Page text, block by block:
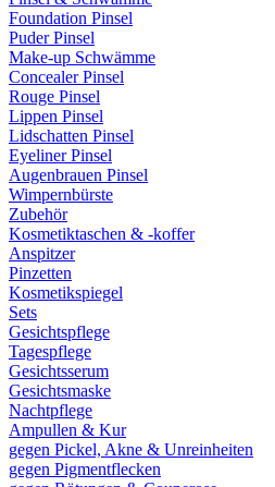
Foundation Pinsel
Puder Pinsel
Make-up Schwämme
Concealer Pinsel
Rouge Pinsel
Lippen Pinsel
Lidschatten Pinsel
Eyeliner Pinsel
Augenbrauen Pinsel
Wimpernbürste
Zubehör
Kosmetiktaschen & -koffer
Anspitzer
Pinzetten
Kosmetikspiegel
Sets
Gesichtspflege
Tagespflege
Gesichtsserum
Gesichtsmaske
Nachtpflege
Ampullen & Kur
gegen Pickel, Akne & Unreinheiten
gegen Pigmentflecken